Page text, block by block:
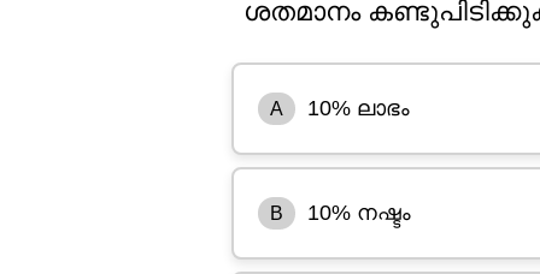
ശതമാനം
A 10% ലാഭം
B 10% നഷ്ടം